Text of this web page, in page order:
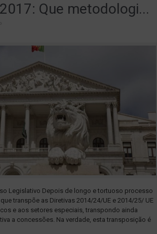
Que metodologi...
Legislativo Depois de longo e tortuoso processo
transpõe as Diretivas 2014/24/UE e 2014/25/ UE
e aos setores especiais, transpondo ainda
a concessões. Na verdade, esta transposição é